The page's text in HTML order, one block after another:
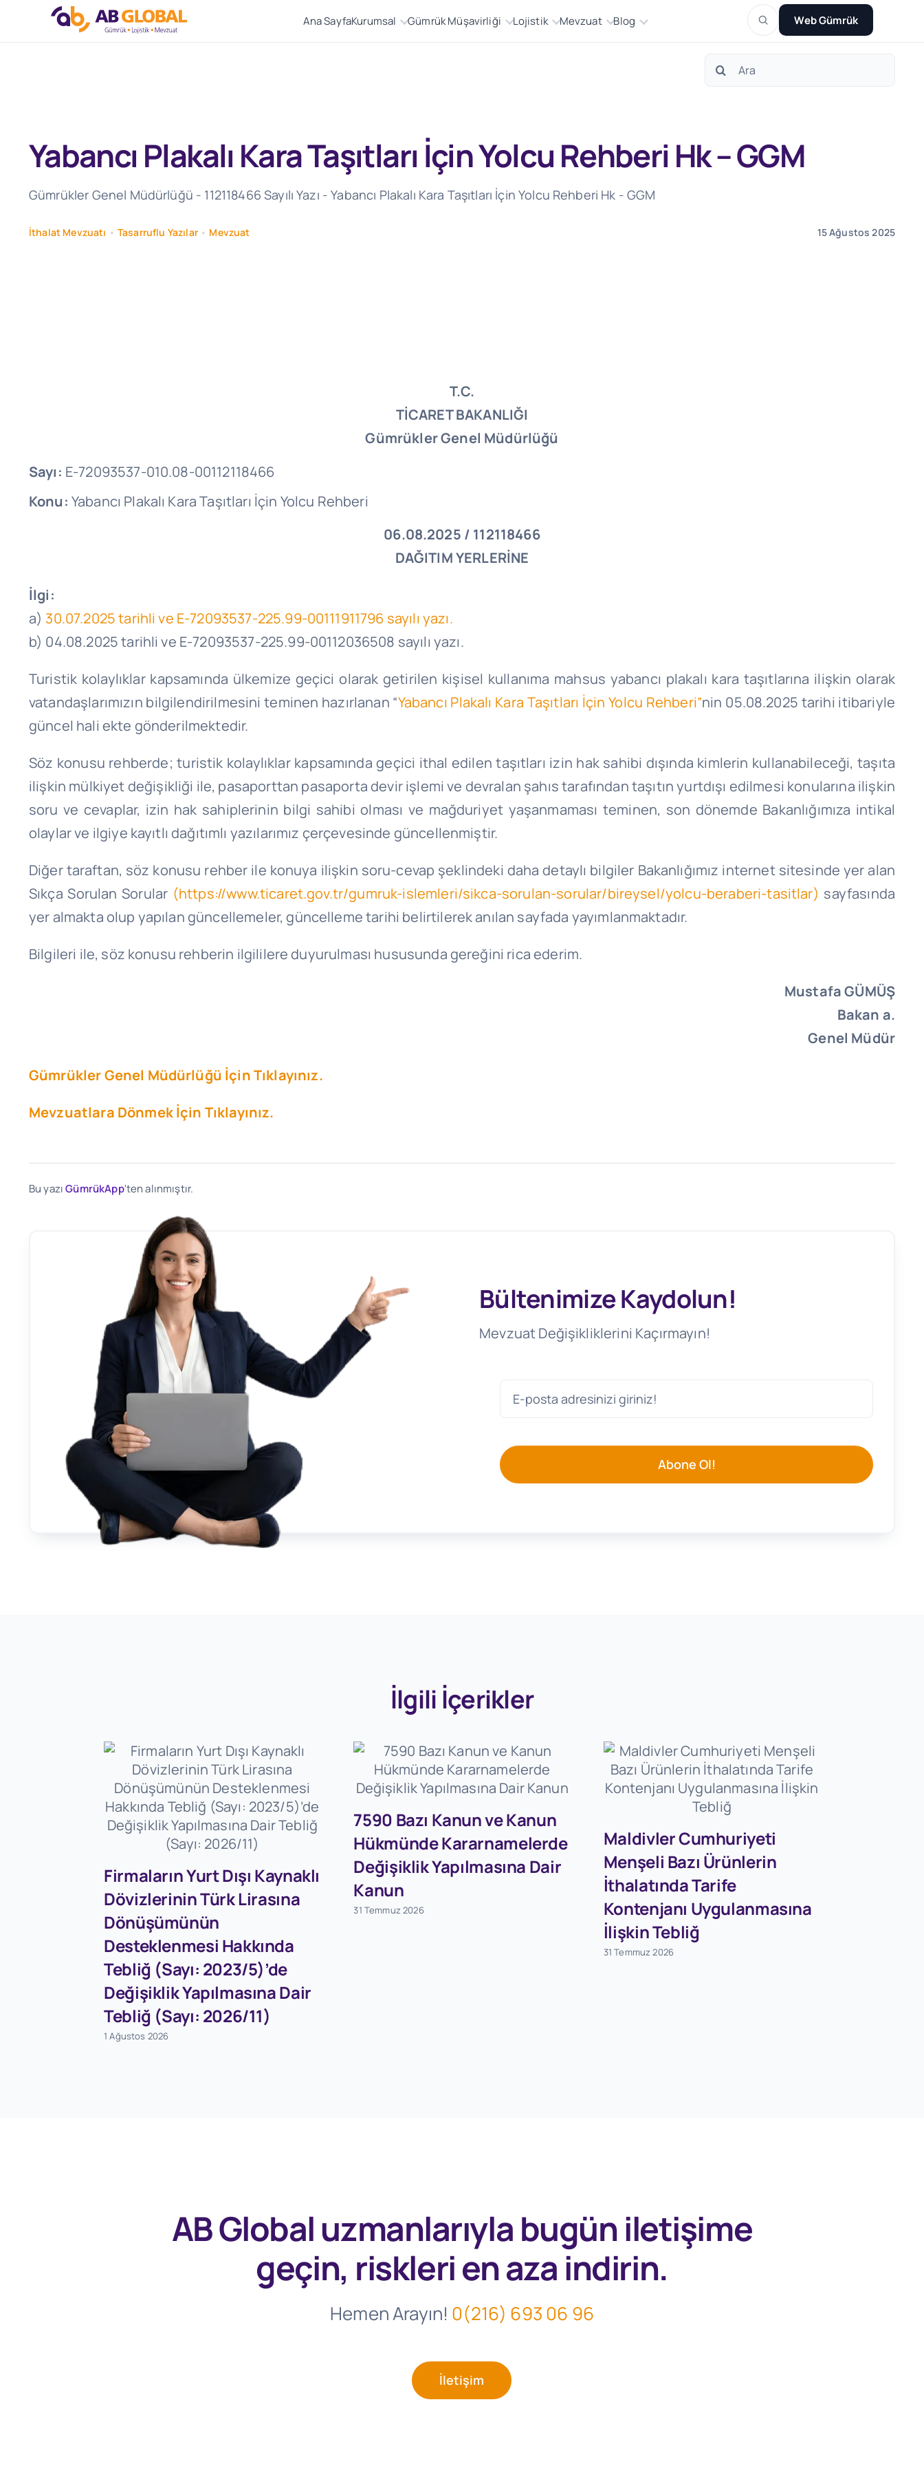
Ana SayfaKurumsal Gümrük Müşavirliği Lojistik Mevzuat Blog Web Gümrük
Search
Yabancı Plakalı Kara Taşıtları İçin Yolcu Rehberi Hk – GGM
Gümrükler Genel Müdürlüğü - 112118466 Sayılı Yazı - Yabancı Plakalı Kara Taşıtları İçin Yolcu Rehberi Hk - GGM
İthalat Mevzuatı • Tasarruflu Yazılar• Mevzuat 15 Ağustos 2025
T.C.
TİCARET BAKANLIĞI
Gümrükler Genel Müdürlüğü
Sayı: E-72093537-010.08-00112118466
Konu: Yabancı Plakalı Kara Taşıtları İçin Yolcu Rehberi
06.08.2025 / 112118466
DAĞITIM YERLERİNE
İlgi:
a) 30.07.2025 tarihli ve E-72093537-225.99-00111911796 sayılı yazı.
b) 04.08.2025 tarihli ve E-72093537-225.99-00112036508 sayılı yazı.
Turistik kolaylıklar kapsamında ülkemize geçici olarak getirilen kişisel kullanıma mahsus yabancı plakalı kara taşıtlarına ilişkin olarak
vatandaşlarımızın bilgilendirilmesini teminen hazırlanan “Yabancı Plakalı Kara Taşıtları İçin Yolcu Rehberi”nin 05.08.2025 tarihi itibariyle
güncel hali ekte gönderilmektedir.
Söz konusu rehberde; turistik kolaylıklar kapsamında geçici ithal edilen taşıtları izin hak sahibi dışında kimlerin kullanabileceği, taşıta
ilişkin mülkiyet değişikliği ile, pasaporttan pasaporta devir işlemi ve devralan şahıs tarafından taşıtın yurtdışı edilmesi konularına ilişkin
soru ve cevaplar, izin hak sahiplerinin bilgi sahibi olması ve mağduriyet yaşanmaması teminen, son dönemde Bakanlığımıza intikal
olaylar ve ilgiye kayıtlı dağıtımlı yazılarımız çerçevesinde güncellenmiştir.
Diğer taraftan, söz konusu rehber ile konuya ilişkin soru-cevap şeklindeki daha detaylı bilgiler Bakanlığımız internet sitesinde yer alan
Sıkça Sorulan Sorular (https://www.ticaret.gov.tr/gumruk-islemleri/sikca-sorulan-sorular/bireysel/yolcu-beraberi-tasitlar) sayfasında
yer almakta olup yapılan güncellemeler, güncelleme tarihi belirtilerek anılan sayfada yayımlanmaktadır.
Bilgileri ile, söz konusu rehberin ilgililere duyurulması hususunda gereğini rica ederim.
Mustafa GÜMÜŞ
Bakan a.
Genel Müdür
Gümrükler Genel Müdürlüğü İçin Tıklayınız.
Mevzuatlara Dönmek İçin Tıklayınız.
Bu yazıGümrükApp'ten alınmıştır.
Bültenimize Kaydolun!
Mevzuat Değişikliklerini Kaçırmayın!
Abone Ol!
İlgili İçerikler
Firmaların Yurt Dışı Kaynaklı
Dövizlerinin Türk Lirasına
Dönüşümünün
Desteklenmesi Hakkında
Tebliğ (Sayı: 2023/5)’de
Değişiklik Yapılmasına Dair
Tebliğ (Sayı: 2026/11)
1 Ağustos 2026
7590 Bazı Kanun ve Kanun
Hükmünde Kararnamelerde
Değişiklik Yapılmasına Dair
Kanun
31 Temmuz 2026
Maldivler Cumhuriyeti
Menşeli Bazı Ürünlerin
İthalatında Tarife
Kontenjanı Uygulanmasına
İlişkin Tebliğ
31 Temmuz 2026
AB Global uzmanlarıyla bugüniletişime
geçin, riskleri en aza indirin.
Hemen Arayın! 0(216) 693 06 96
İletişim